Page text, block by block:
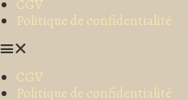
CGV
Politique de confidentialité
CGV
Politique de confidentialité